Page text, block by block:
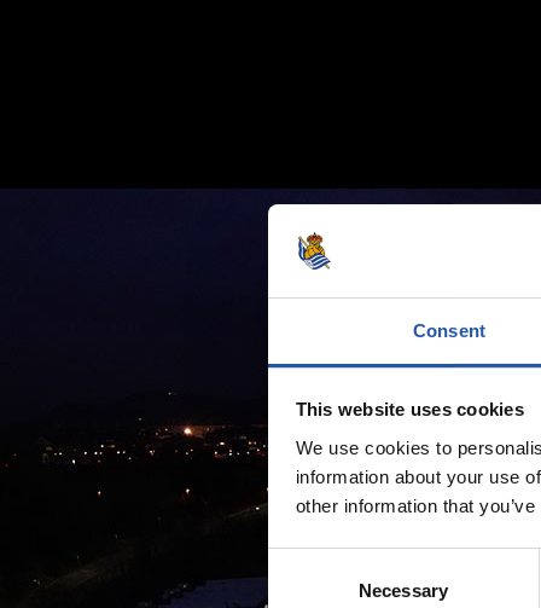
Consent
This website uses cookies
We use cookies to
information about your use
other information that
Necessary